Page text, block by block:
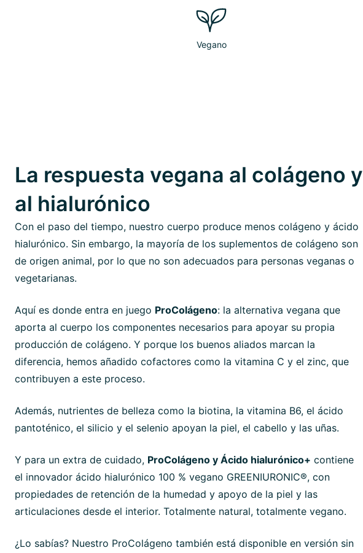
Vegano
La respuesta vegana al colágeno y
al hialurónico
Con el paso del tiempo, nuestro cuerpo produce menos colágeno y ácido
hialurónico. Sin embargo, la mayoría de los suplementos de colágeno son
de origen animal, por lo que no son adecuados para personas veganas o
vegetarianas.
Aquí es donde entra en juego ProColágeno: la alternativa vegana que
aporta al cuerpo los componentes necesarios para apoyar su propia
producción de colágeno. Y porque los buenos aliados marcan la
diferencia, hemos añadido cofactores como la vitamina C y el zinc, que
contribuyen a este proceso.
Además, nutrientes de belleza como la biotina, la vitamina B6, el ácido
pantoténico, el silicio y el selenio apoyan la piel, el cabello y las uñas.
Y para un extra de cuidado, ProColágeno y Ácido hialurónico+ contiene
el innovador ácido hialurónico 100 % vegano GREENIURONIC®, con
propiedades de retención de la humedad y apoyo de la piel y las
articulaciones desde el interior. Totalmente natural, totalmente vegano.
¿Lo sabías? Nuestro ProColágeno también está disponible en versión sin